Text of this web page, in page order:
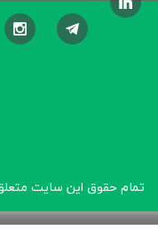
تمام حقوق این سایت